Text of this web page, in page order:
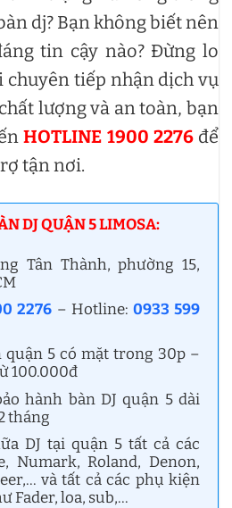
dj? Bạn không biết nên
tin cậy nào? Đừng lo
chuyên tiếp nhận dịch vụ
chất lượng và an toàn, bạn
HOTLINE 1900 2276để
tận nơi.
DJ QUẬN 5 LIMOSA:
Tân Thành, phường 15,
2276 – Hotline: 0933 599
quận 5 có mặt trong 30p –
100.000đ
hành bàn DJ quận 5 dài
tháng
DJ tại quận 5 tất cả các
Numark, Roland, Denon,
và tất cả các phụ kiện
Fader, loa, sub,…